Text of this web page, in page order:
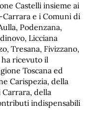
Castelli insieme ai
e i Comuni di
Podenzana,
Licciana
Tresana, Fivizzano,
ha ricevuto il
Toscana ed
Carispezia, della
Carrara, della
indispensabili